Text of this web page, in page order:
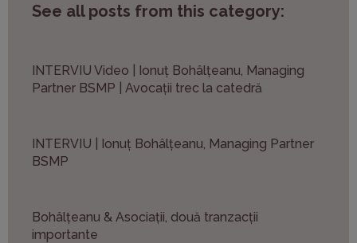
See all posts from this category:
INTERVIU Video | Ionuț Bohâlțeanu, Managing
Partner BSMP | Avocații trec la catedră
INTERVIU | Ionuț Bohâlțeanu, Managing Partner
BSMP
Bohâlțeanu & Asociații, două tranzacții
importante